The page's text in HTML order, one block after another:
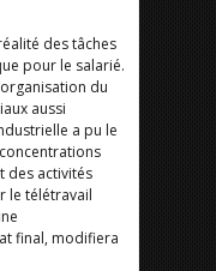
des tâches
pour le salarié.
du
aussi
a pu le
des activités
le télétravail
final, modifiera